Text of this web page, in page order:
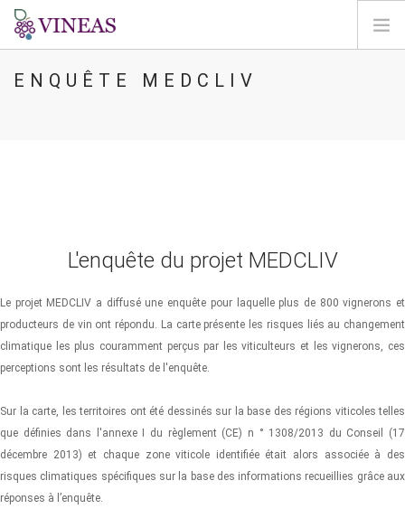
ACCUEIL
CONNEXION
ENQUÊTE MEDCLIV
L'enquête du projet MEDCLIV
Le projet MEDCLIV a diffusé une enquête pour laquelle plus de 800 vignerons et
producteurs de vin ont répondu. La carte présente les risques liés au changement
climatique les plus couramment perçus par les viticulteurs et les vignerons, ces
perceptions sont les résultats de l'enquête.
Sur la carte, les territoires ont été dessinés sur la base des régions viticoles telles
que définies dans l'annexe I du règlement (CE) n ° 1308/2013 du Conseil (17
décembre 2013) et chaque zone viticole identifiée était alors associée à des
risques climatiques spécifiques sur la base des informations recueillies grâce aux
réponses à l’enquête.